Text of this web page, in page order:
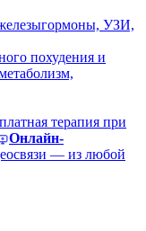
гормоны, УЗИ,
похудения и
терапия при
Онлайн-
— из любой